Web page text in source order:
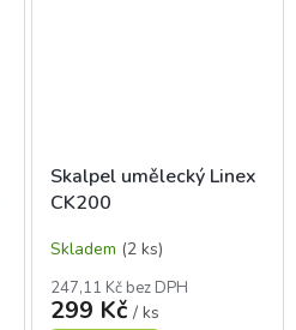
Skalpel umělecký Linex
CK200
Skladem (2 ks)
247,11 Kč bez DPH
299 Kč / ks